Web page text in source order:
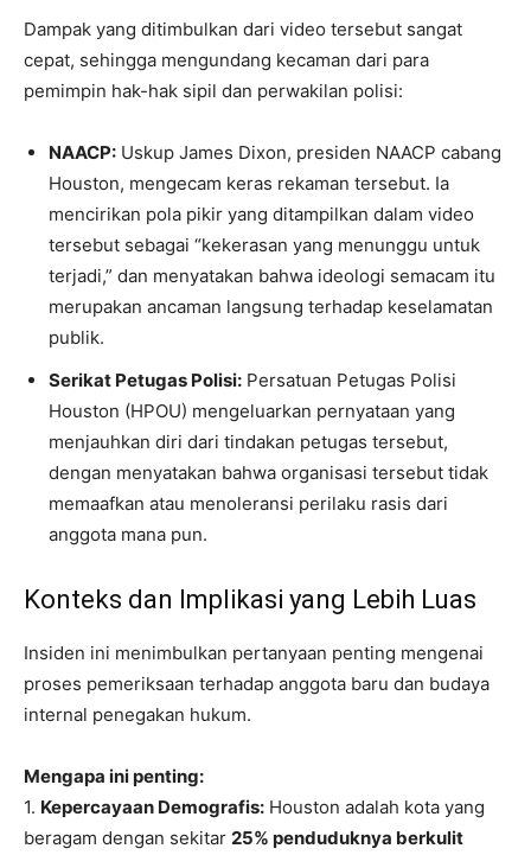
Dampak yang ditimbulkan dari video tersebut sangat
cepat, sehingga mengundang kecaman dari para
pemimpin hak-hak sipil dan perwakilan polisi:
NAACP: Uskup James Dixon, presiden NAACP cabang
Houston, mengecam keras rekaman tersebut. Ia
mencirikan pola pikir yang ditampilkan dalam video
tersebut sebagai “kekerasan yang menunggu untuk
terjadi,” dan menyatakan bahwa ideologi semacam itu
merupakan ancaman langsung terhadap keselamatan
publik.
Serikat Petugas Polisi: Persatuan Petugas Polisi
Houston (HPOU) mengeluarkan pernyataan yang
menjauhkan diri dari tindakan petugas tersebut,
dengan menyatakan bahwa organisasi tersebut tidak
memaafkan atau menoleransi perilaku rasis dari
anggota mana pun.
Konteks dan Implikasi yang Lebih Luas
Insiden ini menimbulkan pertanyaan penting mengenai
proses pemeriksaan terhadap anggota baru dan budaya
internal penegakan hukum.
Mengapa ini penting:
1. Kepercayaan Demografis: Houston adalah kota yang
beragam dengan sekitar 25% penduduknya berkulit